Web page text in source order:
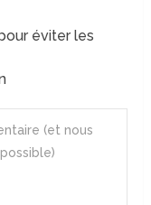
éviter les